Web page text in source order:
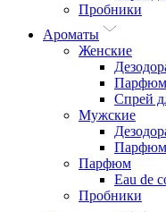
Пробники
Ароматы
Женские
Парфюм
Спрей
Мужские
Парфюм
Парфюм
Eau de
Пробники